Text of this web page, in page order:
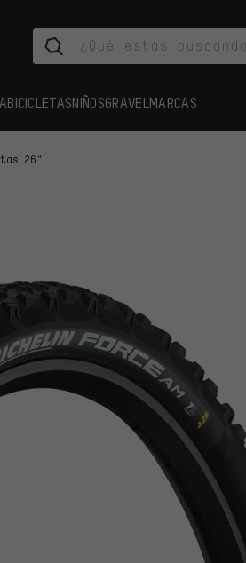
BICICLETASNIÑOSGRAVEL MARCAS
26"